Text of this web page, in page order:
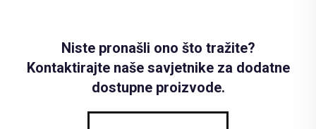
Niste pronašli ono što tražite?
Kontaktirajte naše savjetnike za dodatne
dostupne proizvode.